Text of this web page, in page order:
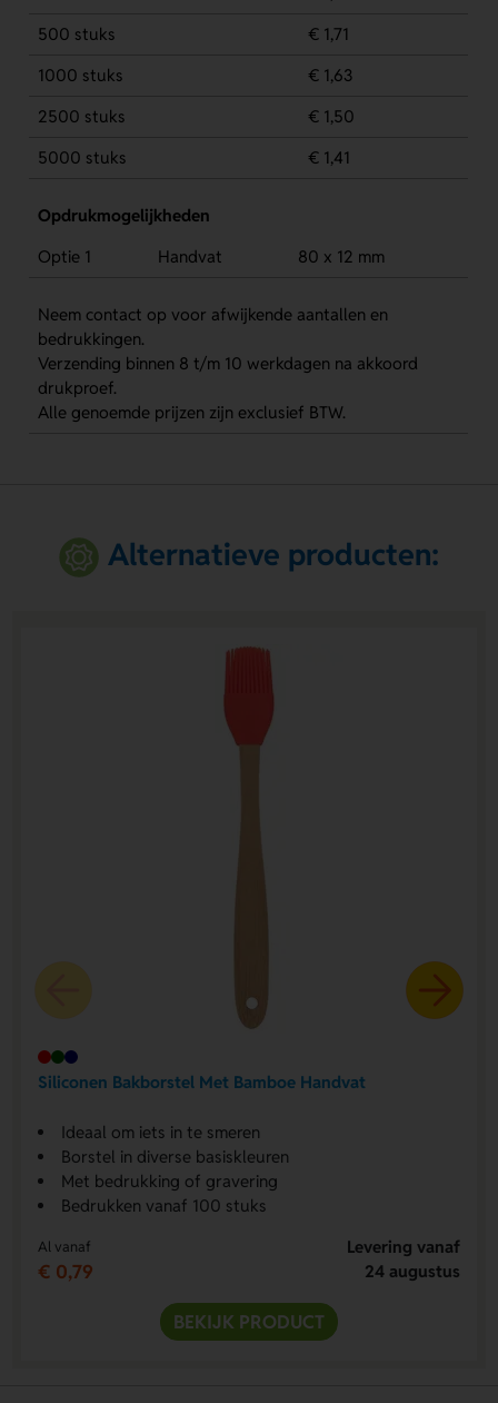
500 stuks
€ 1,71
1000 stuks
€ 1,63
2500 stuks
€ 1,50
5000 stuks
€ 1,41
Opdrukmogelijkheden
Optie 1
Handvat 80 x 12 mm
Neem contact op voor afwijkende aantallen en
bedrukkingen.
Verzending binnen 8 t/m 10 werkdagen na akkoord
drukproef.
Alle genoemde prijzen zijn exclusief BTW.
Alternatieve producten:
Siliconen Bakborstel Met Bamboe Handvat
Ideaal om iets in te smeren
Borstel in diverse basiskleuren
Met bedrukking of gravering
Bedrukken vanaf 100 stuks
Al vanaf
€ 0,79
Levering vanaf
24 augustus
BEKIJK PRODUCT